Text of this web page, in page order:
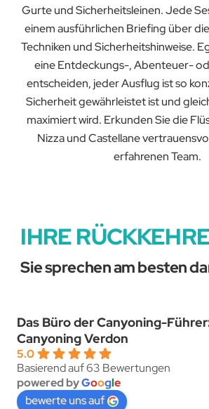
Gurte und Sicherheitsleinen. Jede
einem ausführlichen Briefing über
Techniken und Sicherheitshinweise.
eine Entdeckungs-, Abenteuer-
entscheiden, jeder Ausflug ist so
Sicherheit gewährleistet ist und
maximiert wird. Erkunden Sie die
Nizza und Castellane
erfahrenen Team.
IHRE
Sie sprechen am besten
Das Büro der Canyoning-
Canyoning Verdon
5.0
Basierend auf 63 Bewertungen
powered byGoogle
bewerte uns auf